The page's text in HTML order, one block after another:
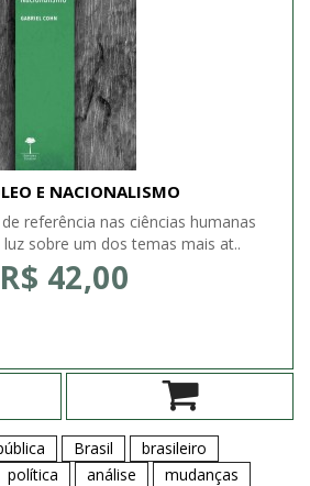
E NACIONALISMO
referência nas ciências humanas
sobre um dos temas mais at..
R$ 42,00
Brasil
brasileiro
política análise
mudanças